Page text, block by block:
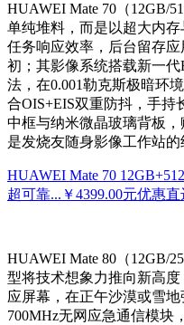
HUAWEI Mate 70（12GB/
单纯堆料，而是以超大内
任务响应效率，后台留存
初；其影像系统搭载新一
法，在0.001勒克斯极暗环
合OIS+EIS双重防抖，手持
中框与纳米微晶玻璃背板
是发烧友随身影像工作站的
HUAWEI Mate 70
超可靠... ￥4399.00元优惠直
HUAWEI Mate 80（12GB/
型将技术想象力推向新高度
应屏幕，在正午沙漠或雪
700MHz无网应急通信模块